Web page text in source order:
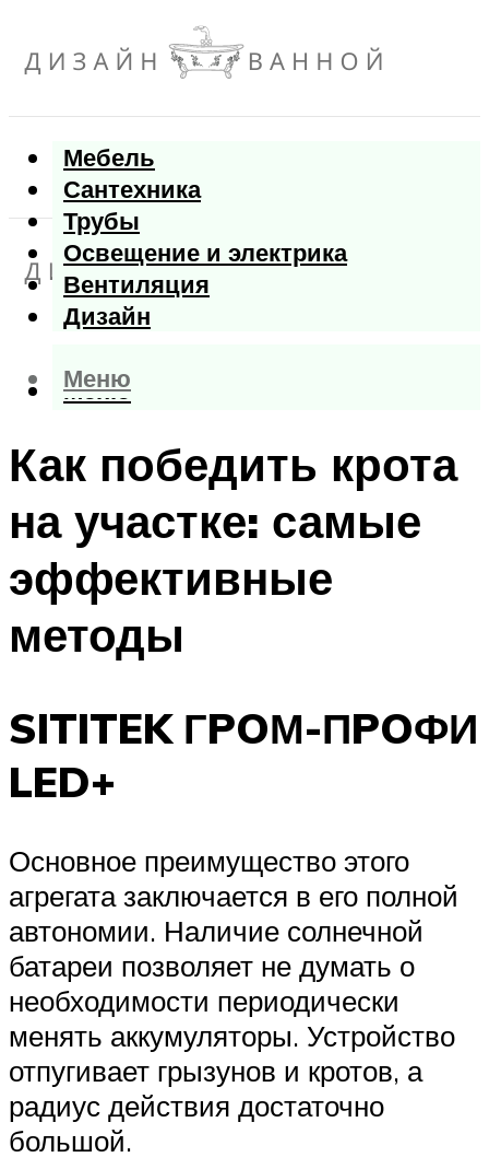
Мебель
Сантехника
Трубы
Освещение и электрика
Вентиляция
Дизайн
Меню
Меню
Как победить крота
на участке: самые
эффективные
методы
SITITEK ГPOМ-ПPOФИ
LED+
Основное преимущество этого
агрегата заключается в его полной
автономии. Наличие солнечной
батареи позволяет не думать о
необходимости периодически
менять аккумуляторы. Устройство
отпугивает грызунов и кротов, а
радиус действия достаточно
большой.